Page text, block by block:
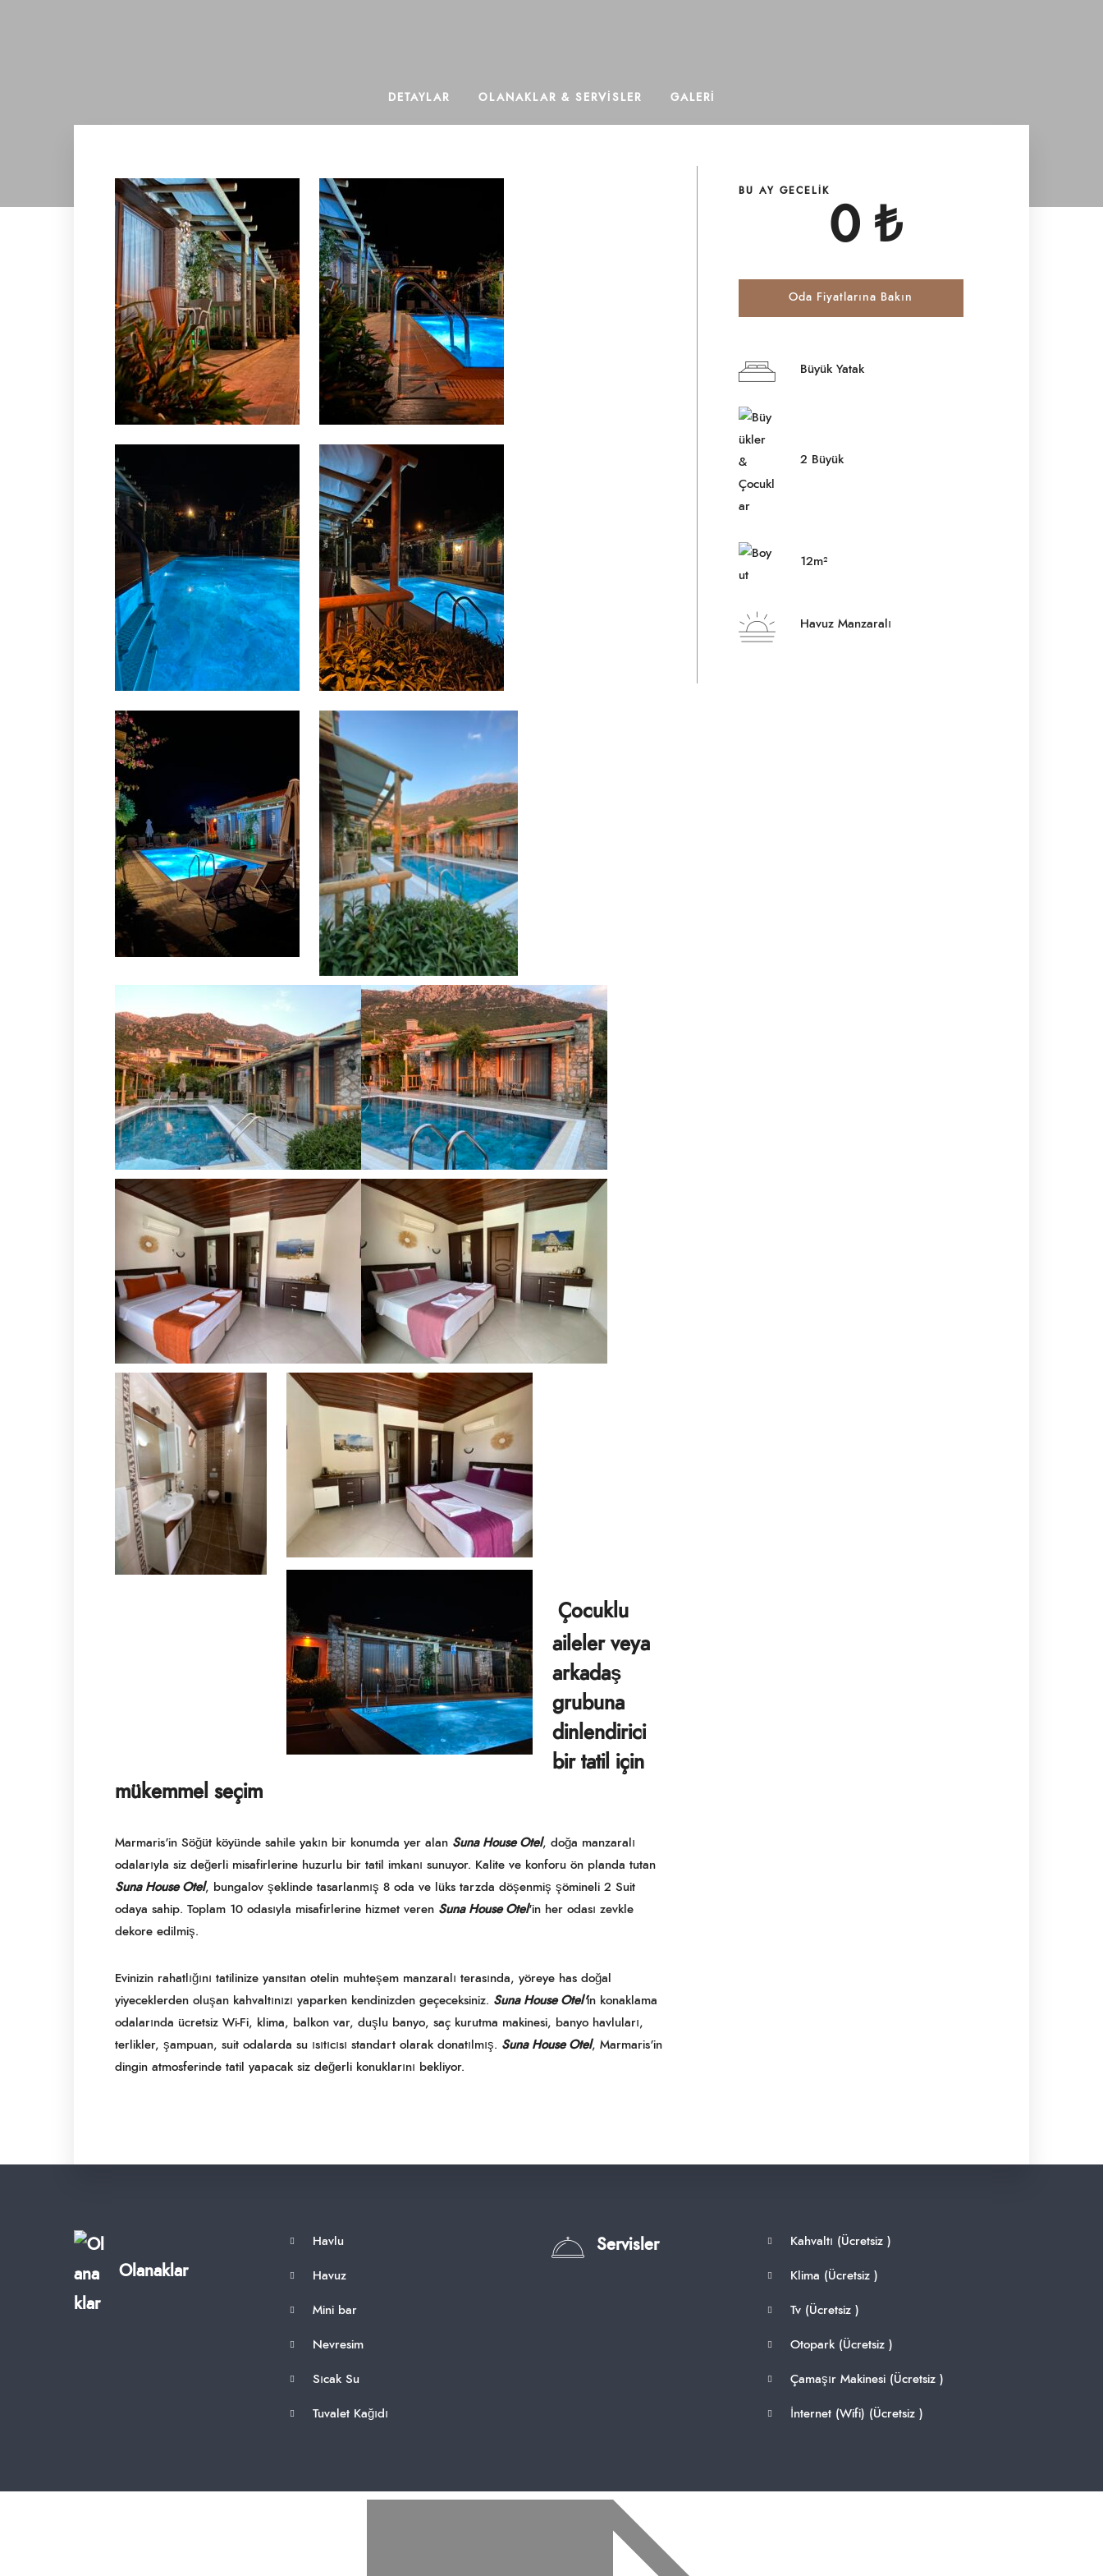
DETAYLAR OLANAKLAR & SERVISLER GALERI
Çocuklu
aileler veya
arkadaş
grubuna
dinlendirici
bir tatil için
mükemmel seçim
Marmaris'in Söğüt köyünde sahile yakın bir konumda yer alan Suna House Otel, doğa manzaralı
odalarıyla siz değerli misafirlerine huzurlu bir tatil imkanı sunuyor. Kalite ve konforu ön planda tutan
Suna House Otel, bungalov şeklinde tasarlanmış 8 oda ve lüks tarzda döşenmiş şömineli 2 Suit
odaya sahip. Toplam 10 odasıyla misafirlerine hizmet veren Suna House Otel'in her odası zevkle
dekore edilmiş.
Evinizin rahatlığını tatilinize yansıtan otelin muhteşem manzaralı terasında, yöreye has doğal
yiyeceklerden oluşan kahvaltınızı yaparken kendinizden geçeceksiniz. Suna House Otel'in konaklama
odalarında ücretsiz Wi-Fi, klima, balkon var, duşlu banyo, saç kurutma makinesi, banyo havluları,
terlikler, şampuan, suit odalarda su ısıtıcısı standart olarak donatılmış. Suna House Otel, Marmaris'in
dingin atmosferinde tatil yapacak siz değerli konuklarını bekliyor.
BU AY GECELIK
0 ₺
Oda Fiyatlarına Bakın
Çıkış Tarihi
Büyük Yatak
2 Büyük
12m²
Havuz Manzaralı
Olanaklar
Havlu
Havuz
Mini bar
Nevresim
Sıcak Su
Tuvalet Kağıdı
Servisler Kahvaltı (Ücretsiz )
Klima (Ücretsiz )
Tv (Ücretsiz )
Otopark (Ücretsiz )
Çamaşır Makinesi (Ücretsiz )
İnternet (Wifi) (Ücretsiz )